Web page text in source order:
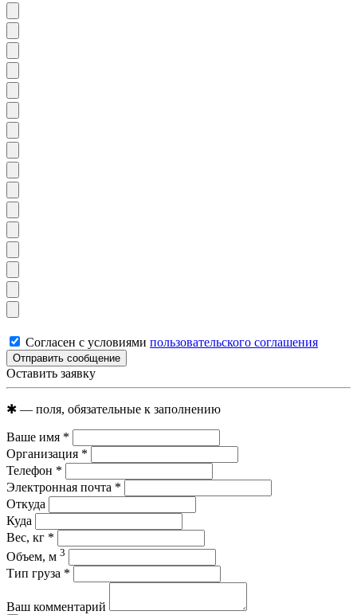
Согласен с условиями пользовательского соглашения
Отправить сообщение
Оставить заявку
✱ — поля, обязательные к заполнению
Ваше имя *
Организация *
Телефон *
Электронная почта *
Откуда
Куда
Вес, кг *
Объем, м 3
Тип груза *
Ваш комментарий